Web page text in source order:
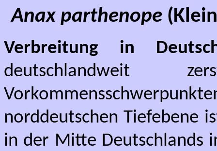
Anax parthenope
Verbreitung in
deutschlandweit
norddeutschen Tiefebene
in der Mitte Deutschlands